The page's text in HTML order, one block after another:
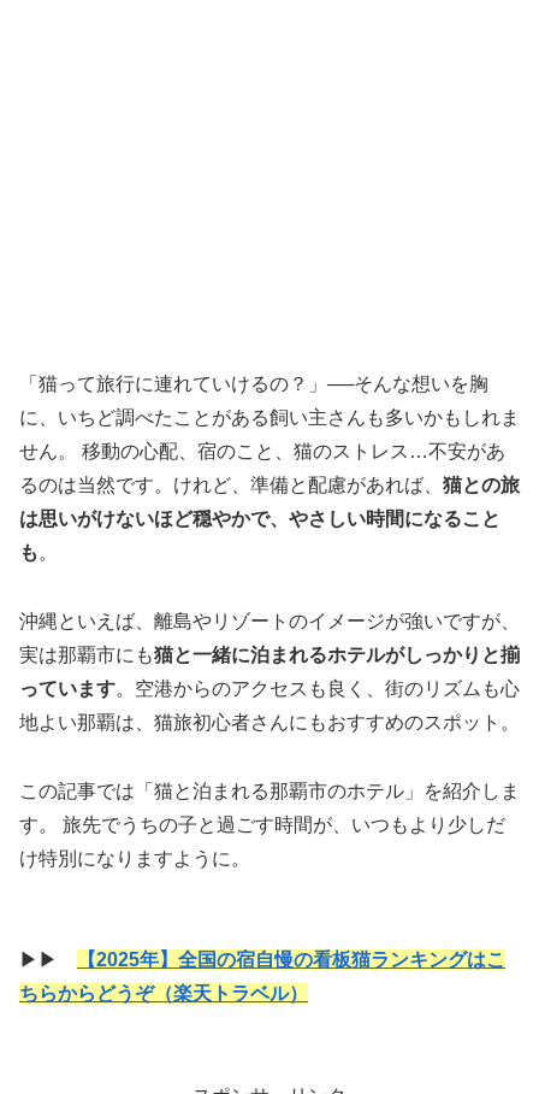
「猫って旅行に連れていけるの？」──そんな想いを胸
に、いちど調べたことがある飼い主さんも多いかもしれま
せん。 移動の心配、宿のこと、猫のストレス…不安があ
るのは当然です。けれど、準備と配慮があれば、 猫との旅
は思いがけないほど穏やかで、やさしい時間になること
も 。
沖縄といえば、離島やリゾートのイメージが強いですが、
実は那覇市にも猫と一緒に泊まれるホテルがしっかりと揃
っています。空港からのアクセスも良く、街のリズムも心
地よい那覇は、猫旅初心者さんにもおすすめのスポット。
この記事では「猫と泊まれる那覇市のホテル」を紹介しま
す。 旅先でうちの子と過ごす時間が、いつもより少しだ
け特別になりますように。
▶▶
【2025年】全国の宿自慢の看板猫ランキングはこ
ちらからどうぞ（楽天トラベル）